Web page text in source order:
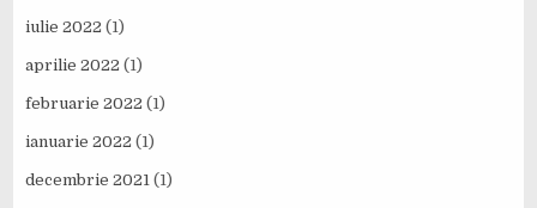
iulie 2022 (1)
aprilie 2022 (1)
februarie 2022 (1)
ianuarie 2022 (1)
decembrie 2021 (1)